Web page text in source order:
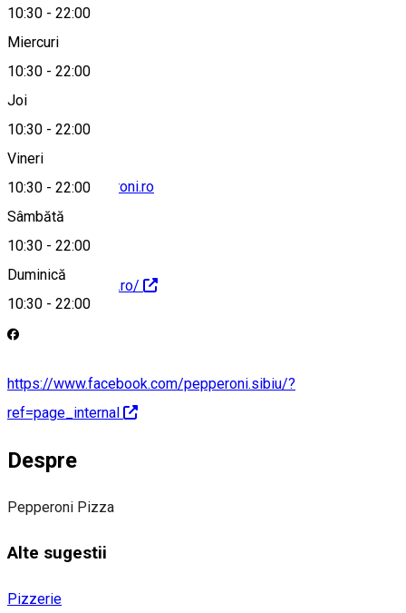
10:30 - 22:00
Miercuri
10:30 - 22:00
Joi
10:30 - 22:00
Vineri
10:30 - 22:00
Sâmbătă
10:30 - 22:00
Duminică
10:30 - 22:00
comenzi@pepperoni.ro
https://pepperoni.ro/
https://www.facebook.com/pepperoni.sibiu/?
ref=page_internal
Despre
Pepperoni Pizza
Alte sugestii
Pizzerie